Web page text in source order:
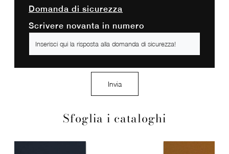
Sfoglia i cataloghi
Domanda di sicurezza
Scrivere novanta in numero
Invia